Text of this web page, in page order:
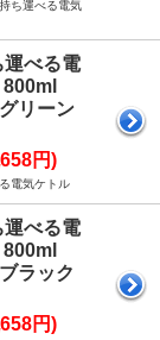
ち運べる電気
運べる電
リーン
円)
電気ケトル
運べる電
ラック
円)